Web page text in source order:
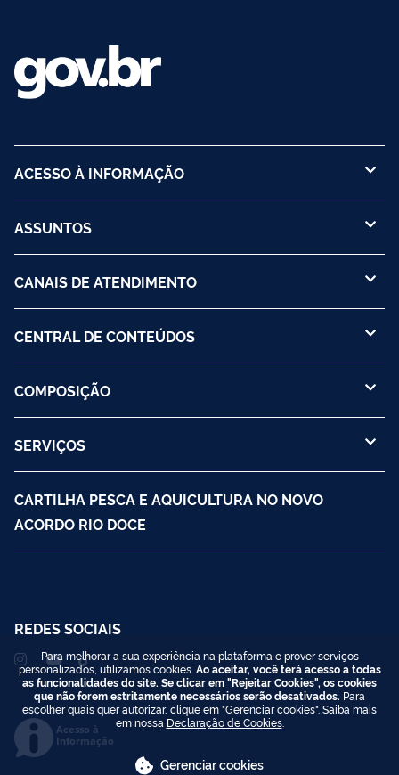
ACESSO À INFORMAÇÃO
ASSUNTOS
CANAIS DE ATENDIMENTO
CENTRAL DE CONTEÚDOS
COMPOSIÇÃO
SERVIÇOS
CARTILHA PESCA E AQUICULTURA NO NOVO
ACORDO RIO DOCE
REDES SOCIAIS
Acesso à
Informação
Para melhorar a sua experiência na plataforma e prover serviços
personalizados, utilizamos cookies. Ao aceitar, você terá acesso a todas
as funcionalidades do site. Se clicar em "Rejeitar Cookies", os cookies
que não forem estritamente necessários serão desativados. Para
escolher quais quer autorizar, clique em "Gerenciar cookies". Saiba mais
em nossa Declaração de Cookies.
Gerenciar cookies